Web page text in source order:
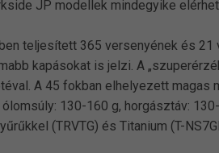
JP modellek mindegyike
teljesített 365 versenyének és
kapásokat is jelzi. A
A 45 fokban elhelyezett
130-160 g, horgásztáv:
(TRVTG) és Titanium (T-